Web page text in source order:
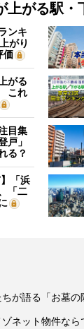
上がる駅
ンキ
がり
価
がる
これ
目集
戸」
る？
「浜
「二
が語る「お墓の
ネット物件なら